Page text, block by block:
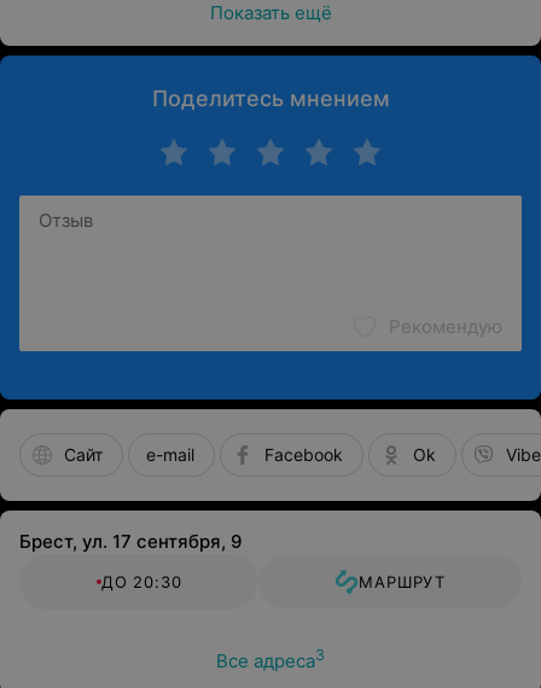
Показать ещё
Поделитесь мнением
Рекомендую
Сайт e-mail Facebook Ok
Брест, ул. 17 сентября, 9
ДО 20:30 МАРШРУТ
Все адреса3